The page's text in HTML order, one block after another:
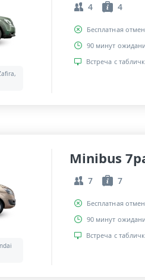
4 4
Бесплатная
90 минут
Встреча с
Minibus
7 7
Бесплатная
90 минут
Встреча с